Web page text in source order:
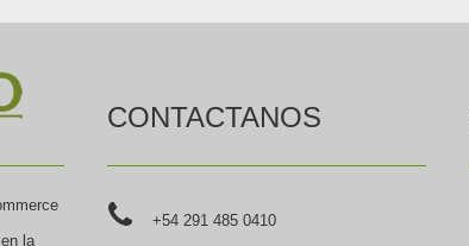
la
CONTACTANOS
+54 291 485 0410